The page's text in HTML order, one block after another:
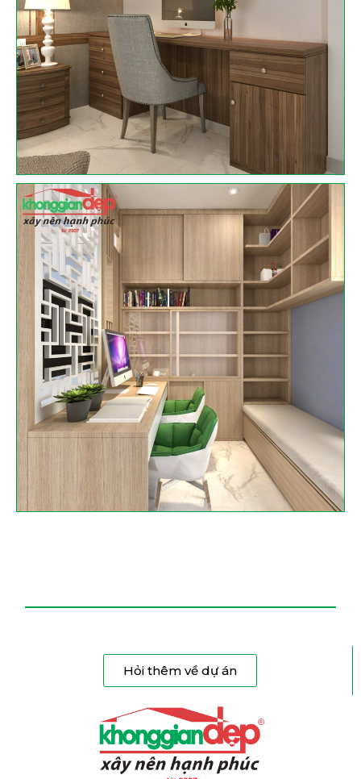
Hỏi thêm về dự án